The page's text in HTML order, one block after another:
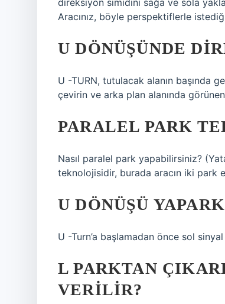
direksiyon simidini sağa ve sola
Aracınız, böyle perspektiflerle
U DÖNÜŞÜNDE
U -TURN, tutulacak alanın başında
çevirin ve arka plan alanında
PARALEL PARK
Nasıl paralel park yapabilirsiniz?
teknolojisidir, burada aracın iki park
U DÖNÜŞÜ
U -Turn’a başlamadan önce sol
L PARKTAN
VERILIR?